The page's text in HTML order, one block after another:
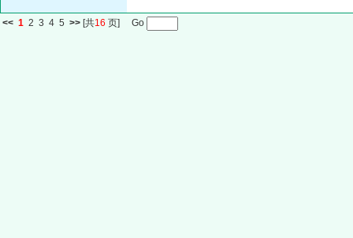
<< 1 2 3 4 5 >> [共16 页] Go